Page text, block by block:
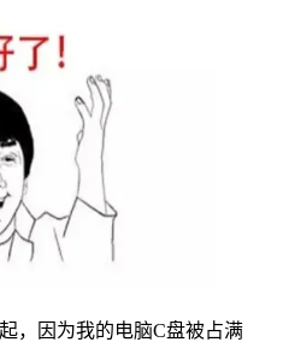
，因为我的电脑C盘被占满